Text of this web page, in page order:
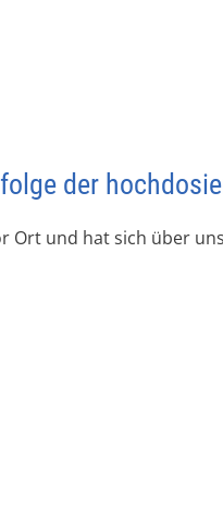
der
Ort und hat sich über